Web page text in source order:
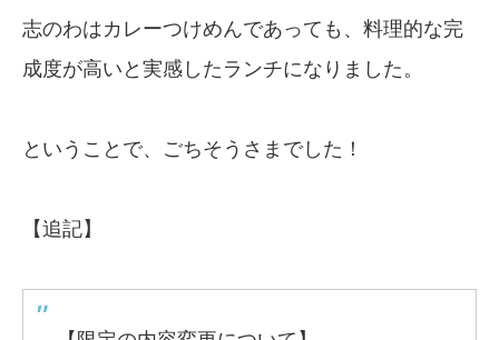
志のわはカレーつけめんであっても、料理的な完
成度が高いと実感したランチになりました。
ということで、ごちそうさまでした！
【追記】